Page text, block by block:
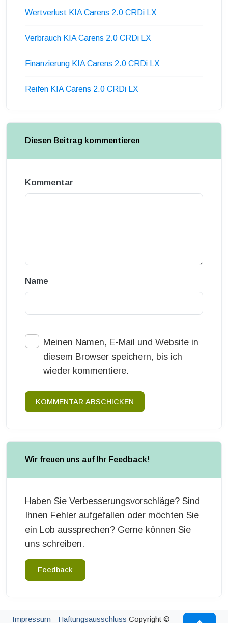
Wertverlust KIA Carens 2.0 CRDi LX
Verbrauch KIA Carens 2.0 CRDi LX
Finanzierung KIA Carens 2.0 CRDi LX
Reifen KIA Carens 2.0 CRDi LX
Diesen Beitrag kommentieren
Kommentar
Name
Meinen Namen, E-Mail und Website in
diesem Browser speichern, bis ich
wieder kommentiere.
KOMMENTAR ABSCHICKEN
Wir freuen uns auf Ihr Feedback!
Haben Sie Verbesserungsvorschläge? Sind
Ihnen Fehler aufgefallen oder möchten Sie
ein Lob aussprechen? Gerne können Sie
uns schreiben.
Feedback
Impressum - Haftungsausschluss Copyright ©